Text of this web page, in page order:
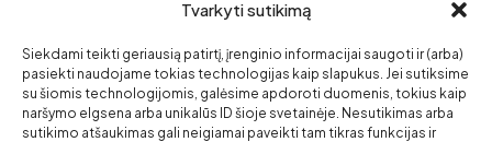
Tvarkyti sutikimą
Siekdami teikti geriausią patirtį, įrenginio informacijai saugoti ir (arba)
pasiekti naudojame tokias technologijas kaip slapukus. Jei sutiksime
su šiomis technologijomis, galėsime apdoroti duomenis, tokius kaip
naršymo elgsena arba unikalūs ID šioje svetainėje. Nesutikimas arba
sutikimo atšaukimas gali neigiamai paveikti tam tikras funkcijas ir
Struktūra ir kontaktai
Apie mus
Svetainės medis